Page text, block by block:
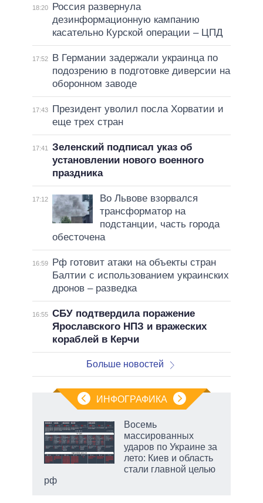
18:20
Россия развернула
дезинформационную кампанию
касательно Курской операции – ЦПД
17:52
В Германии задержали украинца по
подозрению в подготовке диверсии на
оборонном заводе
17:43
Президент уволил посла Хорватии и
еще трех стран
17:41
Зеленский подписал указ об
установлении нового военного
праздника
17:12
Во Львове взорвался
трансформатор на
подстанции, часть города
обесточена
16:59
Рф готовит атаки на объекты стран
Балтии с использованием украинских
дронов – разведка
16:55 СБУ подтвердила поражение
Ярославского НПЗ и вражеских
кораблей в Керчи
Больше новостей
ИНФОГРАФИКА
Восемь
массированных
ударов по Украине за
лето: Киев и область
стали главной целью
рф